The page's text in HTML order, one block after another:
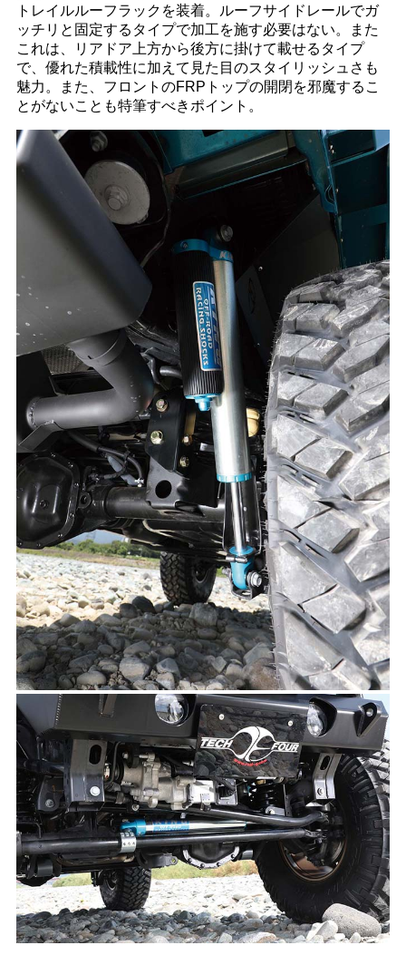
トレイルルーフラックを装着。ルーフサイドレールでガ
ッチリと固定するタイプで加工を施す必要はない。また
これは、リアドア上方から後方に掛けて載せるタイプ
で、優れた積載性に加えて見た目のスタイリッシュさも
魅力。また、フロントのFRPトップの開閉を邪魔するこ
とがないことも特筆すべきポイント。